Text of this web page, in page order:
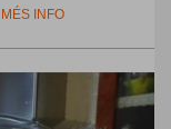
MÉS INFO